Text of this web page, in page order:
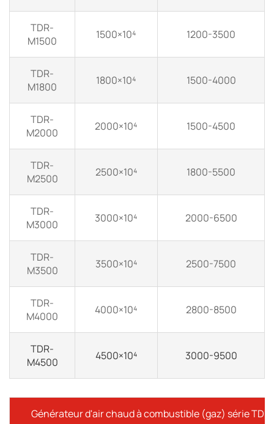
TDR-
M1500
1500×10⁴ 1200-3500
TDR-
M1800
1800×10⁴ 1500-4000
TDR-
M2000
2000×10⁴ 1500-4500
TDR-
M2500
2500×10⁴ 1800-5500
TDR-
M3000
3000×10⁴ 2000-6500
TDR-
M3500
3500×10⁴ 2500-7500
TDR-
M4000
4000×10⁴ 2800-8500
TDR-
M4500
4500×10⁴ 3000-9500
Générateur d'air chaud à combustible (gaz) série